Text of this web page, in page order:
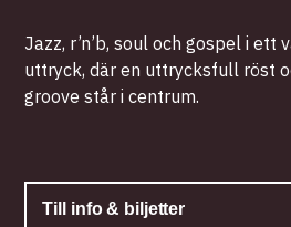
Jazz, r’n’b, soul och gospel i ett
uttryck, där en uttrycksfull röst
groove står i centrum.
Till info & biljetter